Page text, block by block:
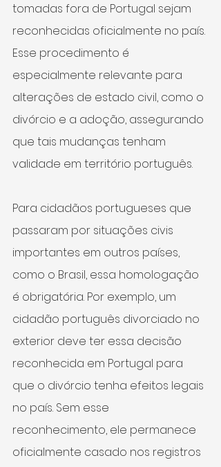
tomadas fora de Portugal sejam
reconhecidas oficialmente no país.
Esse procedimento é
especialmente relevante para
alterações de estado civil, como o
divórcio e a adoção, assegurando
que tais mudanças tenham
validade em território português.
Para cidadãos portugueses que
passaram por situações civis
importantes em outros países,
como o Brasil, essa homologação
é obrigatória. Por exemplo, um
cidadão português divorciado no
exterior deve ter essa decisão
reconhecida em Portugal para
que o divórcio tenha efeitos legais
no país. Sem esse
reconhecimento, ele permanece
oficialmente casado nos registros